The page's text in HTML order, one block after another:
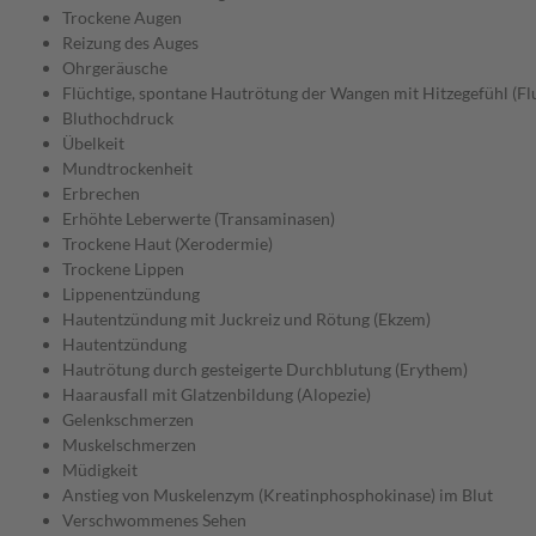
Trockene Augen
Reizung des Auges
Ohrgeräusche
Flüchtige, spontane Hautrötung der Wangen mit Hitzegefühl
Bluthochdruck
Übelkeit
Mundtrockenheit
Erbrechen
Erhöhte Leberwerte (Transaminasen)
Trockene Haut (Xerodermie)
Trockene Lippen
Lippenentzündung
Hautentzündung mit Juckreiz und Rötung (Ekzem)
Hautentzündung
Hautrötung durch gesteigerte Durchblutung (Erythem)
Haarausfall mit Glatzenbildung (Alopezie)
Gelenkschmerzen
Muskelschmerzen
Müdigkeit
Anstieg von Muskelenzym (Kreatinphosphokinase) im Blut
Verschwommenes Sehen